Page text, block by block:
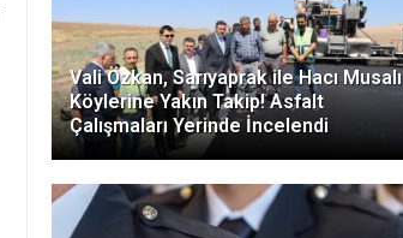
Vali Özkan, Sarıyaprak ile Hacı Musalı
Köylerine Yakın Takip! Asfalt
Çalışmaları Yerinde İncelendi